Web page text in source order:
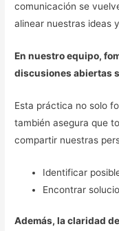
comunicación se
alinear nuestras ideas
En nuestro equipo,
discusiones abiertas
Esta práctica no solo
también asegura que
compartir nuestras
Identificar
Encontrar
Además, la claridad